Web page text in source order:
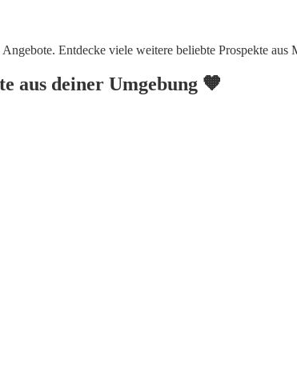
Entdecke viele weitere beliebte Prospekte aus
aus deiner Umgebung 🧡